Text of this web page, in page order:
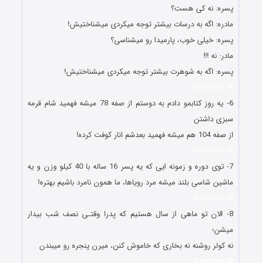
پسره: نه کی هست؟
مادره: اگه به درسات بیشتر توجه میکردی میشناختیش!
پسره: خیلی خوب، پارمیدا رو میشناسی؟
مادر: نه !!!
پسره: اگه به شوهرت بیشتر توجه میکردی میشناختیش!
6- یه روز کتابمو دادم به دوستم از صفه 78 میشه فهمید شام قرمه
سبزی داشتن
از صفه 104 هم میشه فهمید بعدشم انار کوفت کرده!
7- توی دوره و زمونه ایی که یه پسر 16 ساله با 40 کیلو وزن و یه
ماشین شاسی بلند میشه مرد رویاها، ما همون نامرد باشیم بهتره!
8- الان تو ماهی از سال هستیم که پدرا وقتـی نصف شب بیدار
میشن؛
نه کولر روشنه نه بخاری که خاموش کنن، میرن پنجره رو میبندن